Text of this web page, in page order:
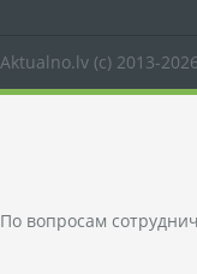
Aktualno.lv (c) 2013-
По вопросам